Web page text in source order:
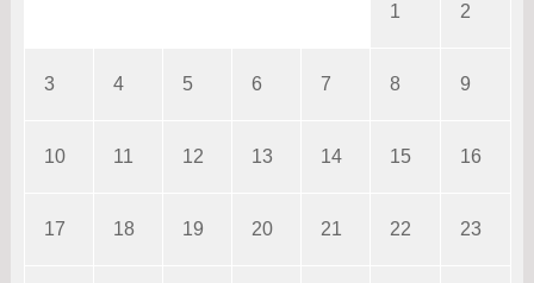
1 2
3 4 5 6 7 8 9
10 11 12 13 14 15 16
17 18 19 20 21 22 23